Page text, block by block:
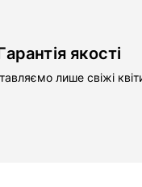
якості
лише свіжі